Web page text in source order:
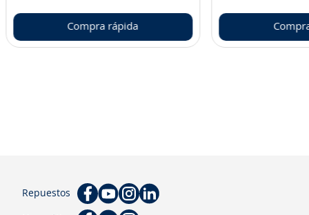
Compra rápida
Repuestos